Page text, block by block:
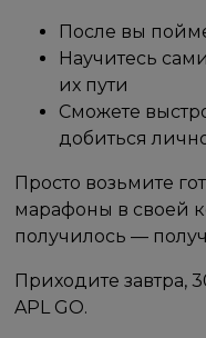
После вы
Научитесь
их пути
Сможете
добиться
Просто возьмите
марафоны в своей
получилось —
Приходите завтра,
APL GO.